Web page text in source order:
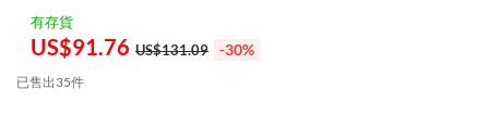
有存貨
US$91.76 US$131.09 -30%
已售出35件